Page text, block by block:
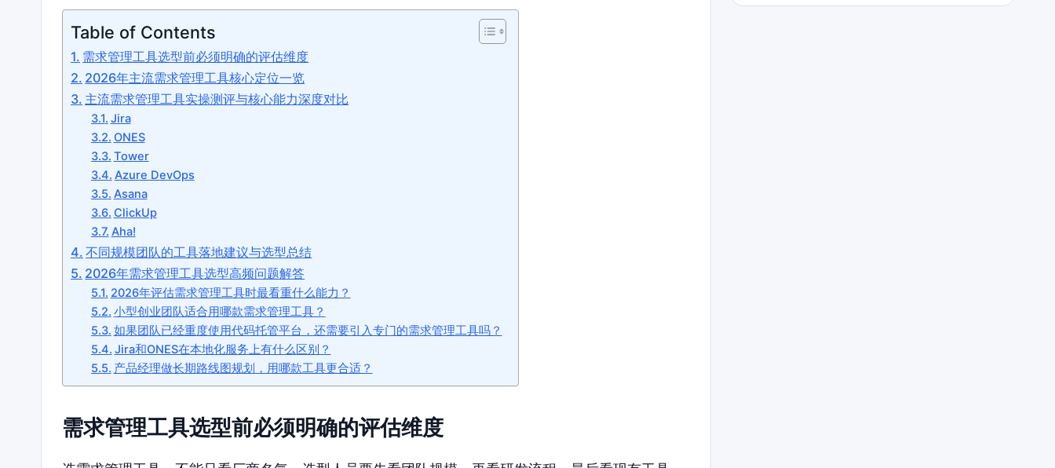
Table of Contents
需求管理工具选型前必须明确的评估维度
2026年主流需求管理工具核心定位一览
主流需求管理工具实操测评与核心能力深度对比
Jira
ONES
Tower
Azure DevOps
Asana
ClickUp
Aha!
不同规模团队的工具落地建议与选型总结
2026年需求管理工具选型高频问题解答
2026年评估需求管理工具时最看重什么能力？
小型创业团队适合用哪款需求管理工具？
如果团队已经重度使用代码托管平台，还需要引入专门的需求管理工具吗？
Jira和ONES在本地化服务上有什么区别？
产品经理做长期路线图规划，用哪款工具更合适？
需求管理工具选型前必须明确的评估维度